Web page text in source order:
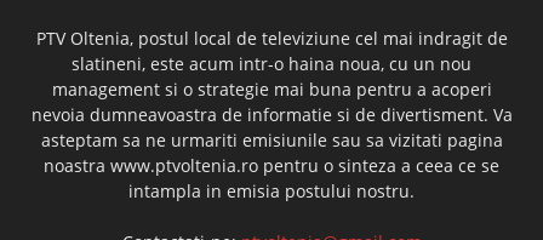
PTV Oltenia, postul local de televiziune cel mai indragit de
slatineni, este acum intr-o haina noua, cu un nou
management si o strategie mai buna pentru a acoperi
nevoia dumneavoastra de informatie si de divertisment. Va
asteptam sa ne urmariti emisiunile sau sa vizitati pagina
noastra www.ptvoltenia.ro pentru o sinteza a ceea ce se
intampla in emisia postului nostru.